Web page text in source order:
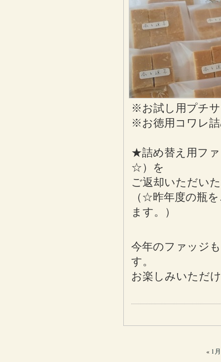
※お試し用プチサ
※お徳用コワレ
★詰め替え用ファ
☆）を
ご返却いただい
（☆昨年度の瓶
ます。）
今年のファッジ
す。
お楽しみいただ
« 1